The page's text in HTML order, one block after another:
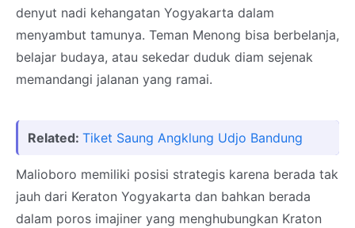
denyut nadi kehangatan Yogyakarta dalam
menyambut tamunya. Teman Menong bisa berbelanja,
belajar budaya, atau sekedar duduk diam sejenak
memandangi jalanan yang ramai.
Related: Tiket Saung Angklung Udjo Bandung
Malioboro memiliki posisi strategis karena berada tak
jauh dari Keraton Yogyakarta dan bahkan berada
dalam poros imajiner yang menghubungkan Kraton